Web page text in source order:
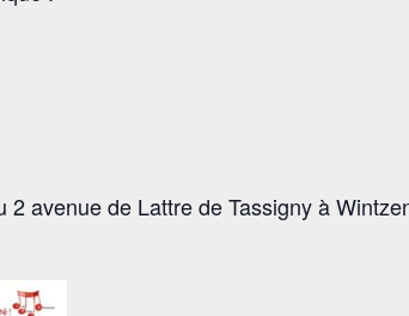
2 avenue de Lattre de Tassigny à